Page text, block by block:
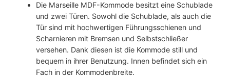
Die Marseille MDF-Kommode besitzt eine Schublade
und zwei Türen. Sowohl die Schublade, als auch die
Tür sind mit hochwertigen Führungsschienen und
Scharnieren mit Bremsen und Selbstschließer
versehen. Dank diesen ist die Kommode still und
bequem in ihrer Benutzung. Innen befindet sich ein
Fach in der Kommodenbreite.